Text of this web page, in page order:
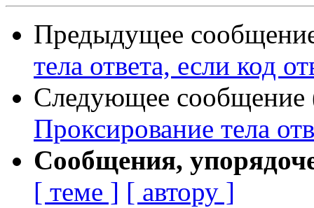
Предыдущее
тела ответа, если код
Следующее сообщение
Проксирование тела
Сообщения,
[ теме ] [ автору ]